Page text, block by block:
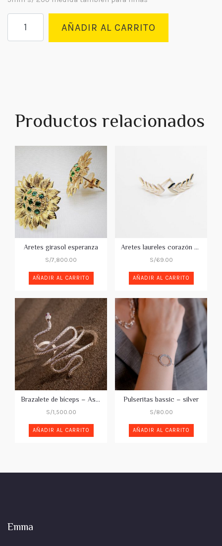
AÑADIR AL CARRITO
Productos relacionados
Aretes girasol esperanza
S/7,800.00
AÑADIR AL CARRITO
Aretes laureles corazón silver
S/69.00
AÑADIR AL CARRITO
Brazalete de bíceps – Asclepio
S/1,500.00
AÑADIR AL CARRITO
Pulseritas bassic – silver
S/80.00
AÑADIR AL CARRITO
Emma